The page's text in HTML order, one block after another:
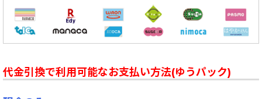
代金引換で利用可能なお支払い方法(ゆうパック)